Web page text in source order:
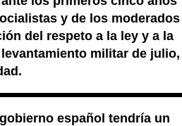
y de los moderados
del respeto a la ley y a la
militar de julio,
español tendría un